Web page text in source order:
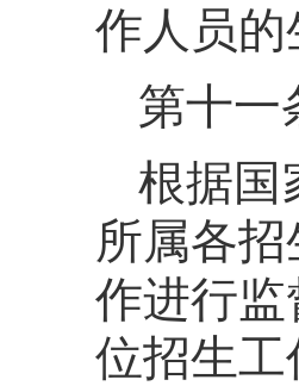
作人员
第十一
根据国
所属各
作进行
位招生